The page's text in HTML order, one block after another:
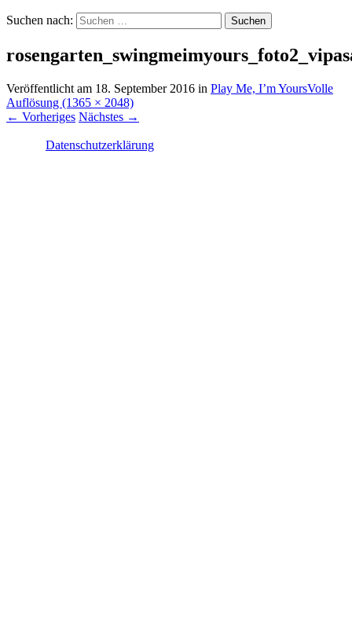
Suchen nach:
Veröffentlicht am 18. September 2016 in Play Me, I’m YoursVolle
Auflösung (1365 × 2048)
← Vorheriges Nächstes →
Datenschutzerklärung